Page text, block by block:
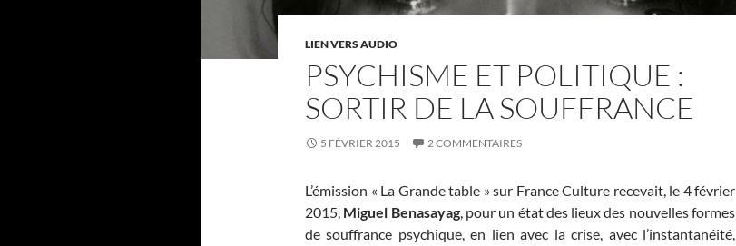
LIEN VERS AUDIO
PSYCHISME ET POLITIQUE :
SORTIR DE LA SOUFFRANCE
5 FÉVRIER 2015 2 COMMENTAIRES
L’émission « La Grande table » sur France Culture recevait, le 4 février
2015, Miguel Benasayag, pour un état des lieux des nouvelles formes
de souffrance psychique, en lien avec la crise, avec l’instantanéité,